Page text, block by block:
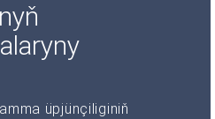
üpjünçiliginiň